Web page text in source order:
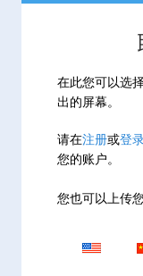
在此您可以选
出的屏幕。
请在注册或登
您的账户。
您也可以上传